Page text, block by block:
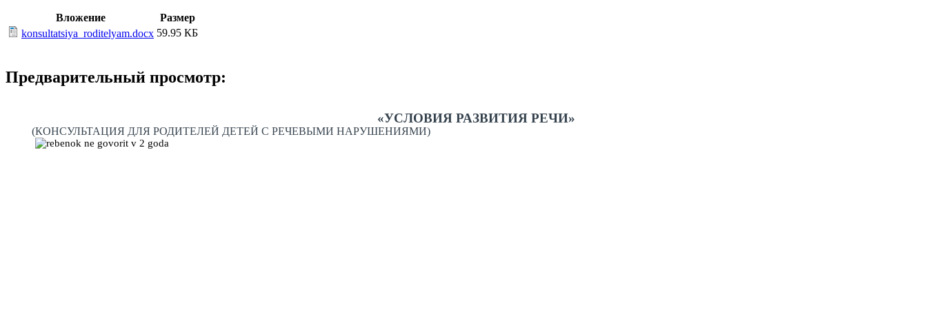
Вложение
Размер
konsultatsiya_roditelyam.docx 59.95 КБ
Предварительный просмотр:
«УСЛОВИЯ РАЗВИТИЯ РЕЧИ»
(КОНСУЛЬТАЦИЯ ДЛЯ РОДИТЕЛЕЙ ДЕТЕЙ С РЕЧЕВЫМИ НАРУШЕНИЯМИ)